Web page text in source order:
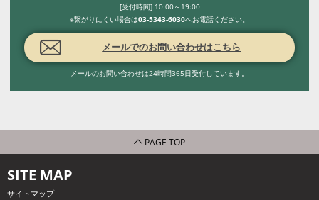
[受付時間] 10:00～19:00
※繋がりにくい場合は03-5343-6030へお電話ください。
メールでのお問い合わせはこちら
メールのお問い合わせは24時間365日受付しています。
PAGE TOP
SITE MAP
サイトマップ